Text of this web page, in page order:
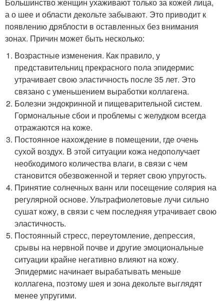
Большинство женщин ухаживают только за кожей лица,
а о шее и области декольте забывают. Это приводит к
появлению дряблости в оставленных без внимания
зонах. Причин может быть несколько:
Возрастные изменения. Как правило, у
представительниц прекрасного пола эпидермис
утрачивает свою эластичность после 35 лет. Это
связано с уменьшением выработки коллагена.
Болезни эндокринной и пищеварительной систем.
Гормональные сбои и проблемы с желудком всегда
отражаются на коже.
Постоянное нахождение в помещении, где очень
сухой воздух. В этой ситуации кожа недополучает
необходимого количества влаги, в связи с чем
становится обезвоженной и теряет свою упругость.
Принятие солнечных ванн или посещение солярия на
регулярной основе. Ультрафиолетовые лучи сильно
сушат кожу, в связи с чем последняя утрачивает свою
эластичность.
Постоянный стресс, переутомление, депрессия,
срывы на нервной почве и другие эмоциональные
ситуации крайне негативно влияют на кожу.
Эпидермис начинает вырабатывать меньше
коллагена, поэтому шея и зона декольте выглядят
менее упругими.